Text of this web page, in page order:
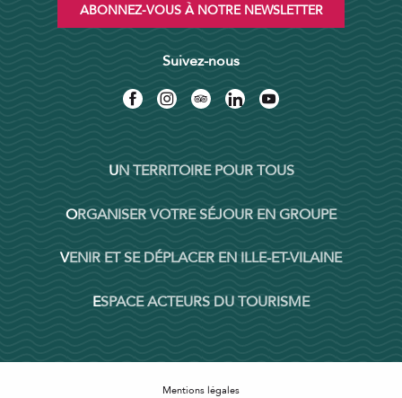
ABONNEZ-VOUS À NOTRE NEWSLETTER
Suivez-nous
UN TERRITOIRE POUR TOUS
ORGANISER VOTRE SÉJOUR EN GROUPE
VENIR ET SE DÉPLACER EN ILLE-ET-VILAINE
ESPACE ACTEURS DU TOURISME
Mentions légales